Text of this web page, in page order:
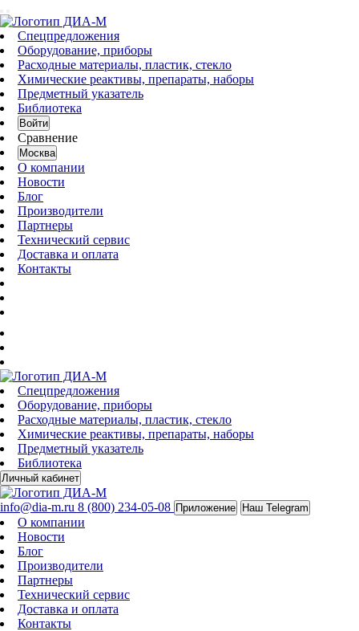
Спецпредложения
Оборудование, приборы
Расходные материалы, пластик, стекло
Химические реактивы, препараты, наборы
Предметный указатель
Библиотека
Войти
Сравнение
Москва
О компании
Новости
Блог
Производители
Партнеры
Технический сервис
Доставка и оплата
Контакты
Спецпредложения
Оборудование, приборы
Расходные материалы, пластик, стекло
Химические реактивы, препараты, наборы
Предметный указатель
Библиотека
Личный кабинет
info@dia-m.ru 8 (800) 234-05-08 Приложение Наш Telegram
О компании
Новости
Блог
Производители
Партнеры
Технический сервис
Доставка и оплата
Контакты